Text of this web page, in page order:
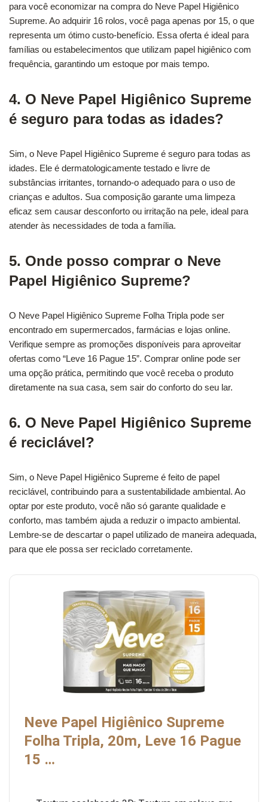
para você economizar na compra do Neve Papel Higiênico
Supreme. Ao adquirir 16 rolos, você paga apenas por 15, o que
representa um ótimo custo-benefício. Essa oferta é ideal para
famílias ou estabelecimentos que utilizam papel higiênico com
frequência, garantindo um estoque por mais tempo.
4. O Neve Papel Higiênico Supreme
é seguro para todas as idades?
Sim, o Neve Papel Higiênico Supreme é seguro para todas as
idades. Ele é dermatologicamente testado e livre de
substâncias irritantes, tornando-o adequado para o uso de
crianças e adultos. Sua composição garante uma limpeza
eficaz sem causar desconforto ou irritação na pele, ideal para
atender às necessidades de toda a família.
5. Onde posso comprar o Neve
Papel Higiênico Supreme?
O Neve Papel Higiênico Supreme Folha Tripla pode ser
encontrado em supermercados, farmácias e lojas online.
Verifique sempre as promoções disponíveis para aproveitar
ofertas como “Leve 16 Pague 15”. Comprar online pode ser
uma opção prática, permitindo que você receba o produto
diretamente na sua casa, sem sair do conforto do seu lar.
6. O Neve Papel Higiênico Supreme
é reciclável?
Sim, o Neve Papel Higiênico Supreme é feito de papel
reciclável, contribuindo para a sustentabilidade ambiental. Ao
optar por este produto, você não só garante qualidade e
conforto, mas também ajuda a reduzir o impacto ambiental.
Lembre-se de descartar o papel utilizado de maneira adequada,
para que ele possa ser reciclado corretamente.
Neve Papel Higiênico Supreme
Folha Tripla, 20m, Leve 16 Pague
15 …